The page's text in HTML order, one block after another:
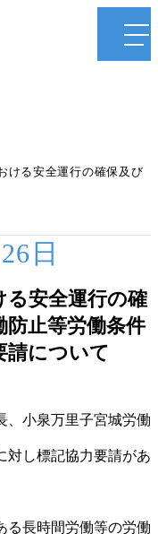
ける安全運行の確保及び
日
る安全運行の確
防止等労働条件
請について
小泉万里子宮城労働
対し標記協力要請があ
る長時間労働等の労働